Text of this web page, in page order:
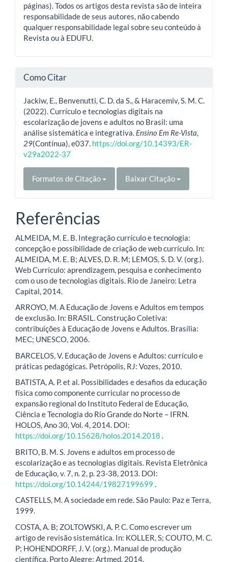
páginas). Todos os artigos desta revista são de inteira
responsabilidade de seus autores, não cabendo
qualquer responsabilidade legal sobre seu conteúdo à
Revista ou à EDUFU.
Como Citar
Jackiw, E., Benvenutti, C. D. da S., & Haracemiv, S. M. C.
(2022). Currículo e tecnologias digitais na
escolarização de jovens e adultos no Brasil: uma
análise sistemática e integrativa. Ensino Em Re-Vista,
29(Contínua), e037. https://doi.org/10.14393/ER-
v29a2022-37
Formatos de Citação Baixar Citação
Referências
ALMEIDA, M. E. B. Integração currículo e tecnologia:
concepção e possibilidade de criação de web currículo. In:
ALMEIDA, M. E. B; ALVES, D. R. M; LEMOS, S. D. V. (org.).
Web Currículo: aprendizagem, pesquisa e conhecimento
com o uso de tecnologias digitais. Rio de Janeiro: Letra
Capital, 2014.
ARROYO, M. A Educação de Jovens e Adultos em tempos
de exclusão. In: BRASIL. Construção Coletiva:
contribuições à Educação de Jovens e Adultos. Brasília:
MEC; UNESCO, 2006.
BARCELOS, V. Educação de Jovens e Adultos: currículo e
práticas pedagógicas. Petrópolis, RJ: Vozes, 2010.
BATISTA, A. P. et al. Possibilidades e desafios da educação
física como componente curricular no processo de
expansão regional do Instituto Federal de Educação,
Ciência e Tecnologia do Rio Grande do Norte – IFRN.
HOLOS, Ano 30, Vol. 4, 2014. DOI:
https://doi.org/10.15628/holos.2014.2018 .
BRITO, B. M. S. Jovens e adultos em processo de
escolarização e as tecnologias digitais. Revista Eletrônica
de Educação, v. 7, n. 2, p. 23-38, 2013. DOI:
https://doi.org/10.14244/19827199699
CASTELLS, M. A sociedade em rede. São Paulo: Paz e Terra,
1999.
COSTA, A. B; ZOLTOWSKI, A. P. C. Como escrever um
artigo de revisão sistemática. In: KOLLER, S; COUTO, M. C.
P; HOHENDORFF, J. V. (org.). Manual de produção
científica. Porto Alegre: Artmed, 2014.